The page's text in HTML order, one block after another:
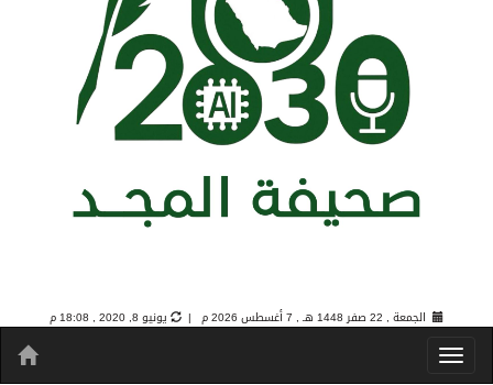
الجمعة , 22 صفر 1448 هـ , 7 أغسطس 2026 م | يونيو 8, 2020 , 18:08 م